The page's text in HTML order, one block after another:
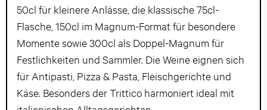
50cl für kleinere Anlässe, die klassische 75cl-
Flasche, 150cl im Magnum-Format für besondere
Momente sowie 300cl als Doppel-Magnum für
Festlichkeiten und Sammler. Die Weine eignen sich
für Antipasti, Pizza & Pasta, Fleischgerichte und
Käse. Besonders der Trittico harmoniert ideal mit